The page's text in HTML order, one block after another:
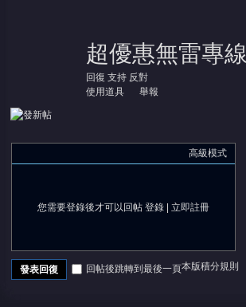
超優惠無雷專線
回復 支持 反對
使用道具
舉報
高級模式
您需要登錄後才可以回帖 登錄| 立即註冊
本版積分規則
發表回復 回帖後跳轉到最後一頁